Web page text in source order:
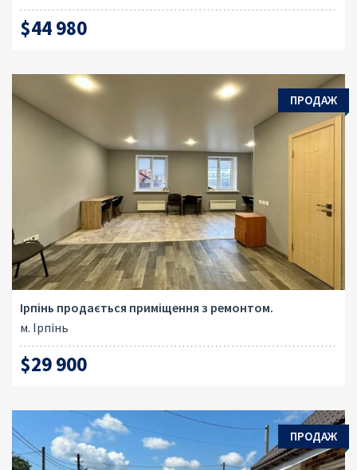
$44 980
ПРОДАЖ
Ірпінь продається приміщення з ремонтом.
м. Ірпінь
$29 900
ПРОДАЖ